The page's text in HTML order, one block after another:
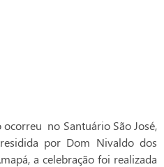
ocorreu no Santuário São José,
por Dom Nivaldo dos
a celebração foi realizada